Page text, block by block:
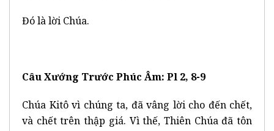
Đó là lời Chúa.
Câu Xướng Trước Phúc Âm: Pl 2, 8-9
Chúa Kitô vì chúng ta, đã vâng lời cho đến chết,
và chết trên thập giá. Vì thế, Thiên Chúa đã tôn